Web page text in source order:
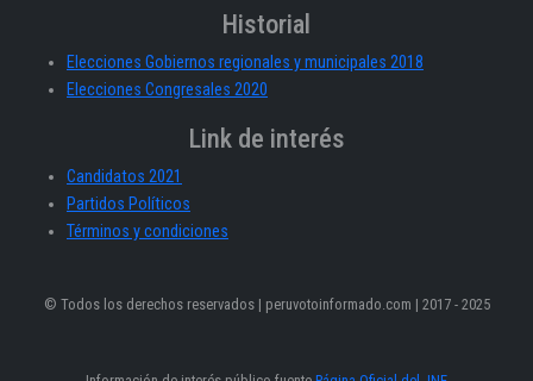
Historial
Elecciones Gobiernos regionales y municipales 2018
Elecciones Congresales 2020
Link de interés
Candidatos 2021
Partidos Políticos
Términos y condiciones
© Todos los derechos reservados | peruvotoinformado.com | 2017 - 2025